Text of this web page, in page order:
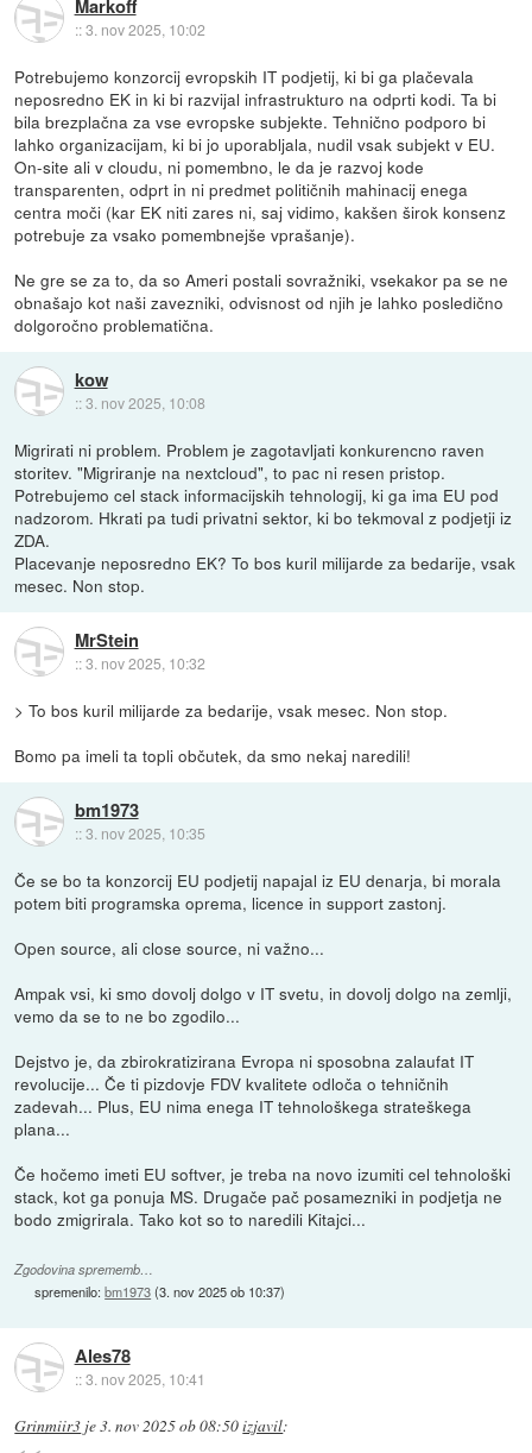
Markoff
::3. nov 2025, 10:02
Potrebujemo konzorcij evropskih IT podjetij, ki bi ga plačevala
neposredno EK in ki bi razvijal infrastrukturo na odprti kodi. Ta bi
bila brezplačna za vse evropske subjekte. Tehnično podporo bi
lahko organizacijam, ki bi jo uporabljala, nudil vsak subjekt v EU.
On-site ali v cloudu, ni pomembno, le da je razvoj kode
transparenten, odprt in ni predmet političnih mahinacij enega
centra moči (kar EK niti zares ni, saj vidimo, kakšen širok konsenz
potrebuje za vsako pomembnejše vprašanje).
Ne gre se za to, da so Ameri postali sovražniki, vsekakor pa se ne
obnašajo kot naši zavezniki, odvisnost od njih je lahko posledično
dolgoročno problematična.
kow
::3. nov 2025, 10:08
Migrirati ni problem. Problem je zagotavljati konkurencno raven
storitev. "Migriranje na nextcloud", to pac ni resen pristop.
Potrebujemo cel stack informacijskih tehnologij, ki ga ima EU pod
nadzorom. Hkrati pa tudi privatni sektor, ki bo tekmoval z podjetji iz
ZDA.
Placevanje neposredno EK? To bos kuril milijarde za bedarije, vsak
mesec. Non stop.
MrStein
::3. nov 2025, 10:32
> To bos kuril milijarde za bedarije, vsak mesec. Non stop.
Bomo pa imeli ta topli občutek, da smo nekaj naredili!
bm1973
::3. nov 2025, 10:35
Če se bo ta konzorcij EU podjetij napajal iz EU denarja, bi morala
potem biti programska oprema, licence in support zastonj.
Open source, ali close source, ni važno...
Ampak vsi, ki smo dovolj dolgo v IT svetu, in dovolj dolgo na zemlji,
vemo da se to ne bo zgodilo...
Dejstvo je, da zbirokratizirana Evropa ni sposobna zalaufat IT
revolucije... Če ti pizdovje FDV kvalitete odloča o tehničnih
zadevah... Plus, EU nima enega IT tehnološkega strateškega
plana...
Če hočemo imeti EU softver, je treba na novo izumiti cel tehnološki
stack, kot ga ponuja MS. Drugače pač posamezniki in podjetja ne
bodo zmigrirala. Tako kot so to naredili Kitajci...
Zgodovina sprememb…
spremenilo:bm1973(3. nov 2025 ob 10:37)
Ales78
::3. nov 2025, 10:41
Grinmiir3 je3. nov 2025 ob 08:50izjavil: